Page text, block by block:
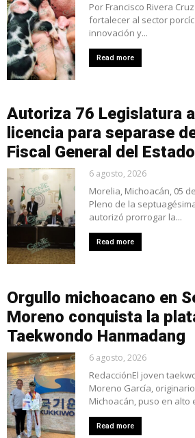
Por Francisco Rivera
fortalecer al sector
innovación y...
Read more
Autoriza 76 Legislatura
licencia para separase
Fiscal General del Estado
6 agosto, 2026
Morelia, Michoacán, 05
Pleno de la
autorizó prorrogar la...
Read more
Orgullo michoacano en
Moreno conquista la
Taekwondo Hanmadang
6 agosto, 2026
RedacciónEl joven
Moreno García,
Michoacán, puso en alto
Read more